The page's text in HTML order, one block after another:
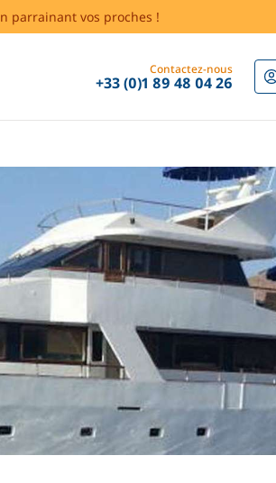
parrainant vos proches !
Contactez-nous
+33 (0)1 89 48 04 26